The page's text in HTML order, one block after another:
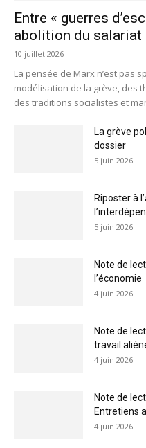
Entre « guerres
abolition du salariat
10 juillet 2026
La pensée de Marx n’est pas
modélisation de la grève, des
des traditions socialistes et
La grève
dossier
5 juin 2026
Riposter à
5 juin 2026
Note de
l’économie
4 juin 2026
Note de
travail
4 juin 2026
Note de
Entretiens
4 juin 2026